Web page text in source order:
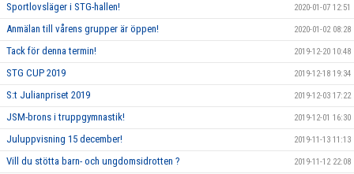
Sportlovsläger i STG-hallen! 2020-01-07 12:51
Anmälan till vårens grupper är öppen! 2020-01-02 08:28
Tack för denna termin! 2019-12-20 10:48
STG CUP 2019 2019-12-18 19:34
S:t Julianpriset 2019 2019-12-03 17:22
JSM-brons i truppgymnastik! 2019-12-01 16:30
Juluppvisning 15 december! 2019-11-13 11:13
Vill du stötta barn- och ungdomsidrotten ? 2019-11-12 22:08